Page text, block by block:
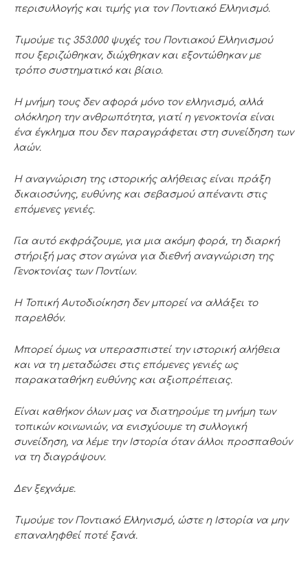
περισυλλογής και τιμής για τον Ποντιακό Ελληνισμό.
Τιμούμε τις 353.000 ψυχές του Ποντιακού Ελληνισμού
που ξεριζώθηκαν, διώχθηκαν και εξοντώθηκαν με
τρόπο συστηματικό και βίαιο.
Η μνήμη τους δεν αφορά μόνο τον ελληνισμό, αλλά
ολόκληρη την ανθρωπότητα, γιατί η γενοκτονία είναι
ένα έγκλημα που δεν παραγράφεται στη συνείδηση των
λαών.
Η αναγνώριση της ιστορικής αλήθειας είναι πράξη
δικαιοσύνης, ευθύνης και σεβασμού απέναντι στις
επόμενες γενιές.
Για αυτό εκφράζουμε, για μια ακόμη φορά, τη διαρκή
στήριξή μας στον αγώνα για διεθνή αναγνώριση της
Γενοκτονίας των Ποντίων.
Η Τοπική Αυτοδιοίκηση δεν μπορεί να αλλάξει το
παρελθόν.
Μπορεί όμως να υπερασπιστεί την ιστορική αλήθεια
και να τη μεταδώσει στις επόμενες γενιές ως
παρακαταθήκη ευθύνης και αξιοπρέπειας.
Είναι καθήκον όλων μας να διατηρούμε τη μνήμη των
τοπικών κοινωνιών, να ενισχύουμε τη συλλογική
συνείδηση, να λέμε την Ιστορία όταν άλλοι προσπαθούν
να τη διαγράψουν.
Δεν ξεχνάμε.
Τιμούμε τον Ποντιακό Ελληνισμό, ώστε η Ιστορία να μην
επαναληφθεί ποτέ ξανά.